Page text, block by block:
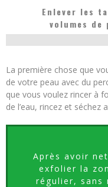
Enlever les
volumes de
La première chose que
de votre peau avec du
que vous voulez rincer à
de l’eau, rincez et séchez
Après avoir
exfolier la
régulier, sans